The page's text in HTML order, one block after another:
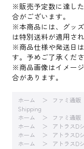
※販売予定数に達し
合がございます。
※本商品には、グッ
は特別送料が適用さ
※商品仕様や発送日
す。予めご了承くださ
※商品画像はイメー
合があります。
ホーム ファミ通販
Shipping
ホーム
ファミ通販
ホーム
アトラスD
ホーム
アトラスD
ホーム
アトラスD